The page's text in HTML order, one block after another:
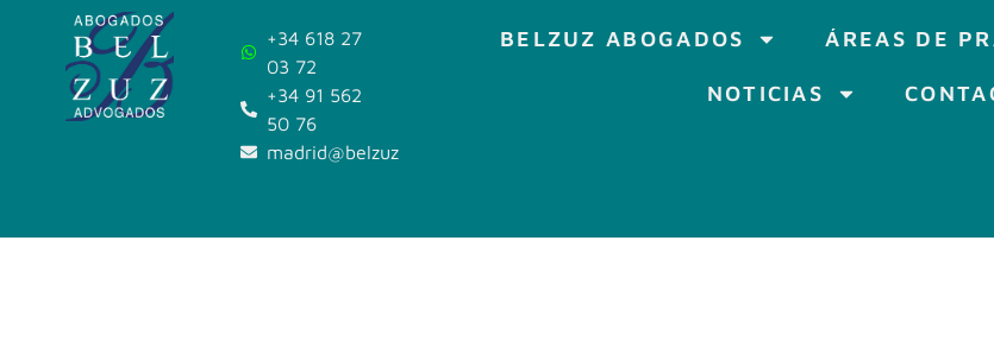
+34 618 27
03 72
+34 91 562
50 76
madrid@belzuz.com
BELZUZ ABOGADOS ÁREAS DE
NOTICIAS